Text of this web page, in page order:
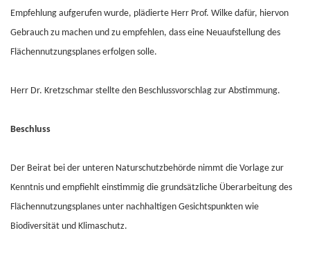
Empfehlung aufgerufen wurde, plädierte Herr Prof. Wilke dafür, hiervon
Gebrauch zu machen und zu empfehlen, dass eine Neuaufstellung des
Flächennutzungsplanes erfolgen solle.
Herr Dr. Kretzschmar stellte den Beschlussvorschlag zur Abstimmung.
Beschluss
Der Beirat bei der unteren Naturschutzbehörde nimmt die Vorlage zur
Kenntnis und empfiehlt einstimmig die grundsätzliche Überarbeitung des
Flächennutzungsplanes unter nachhaltigen Gesichtspunkten wie
Biodiversität und Klimaschutz.